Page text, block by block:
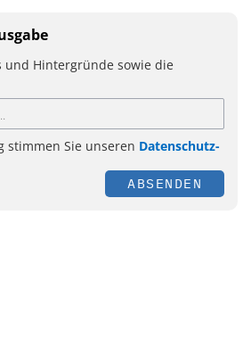
und Hintergründe sowie die
stimmen Sie unseren Datenschutz-
ABSENDEN